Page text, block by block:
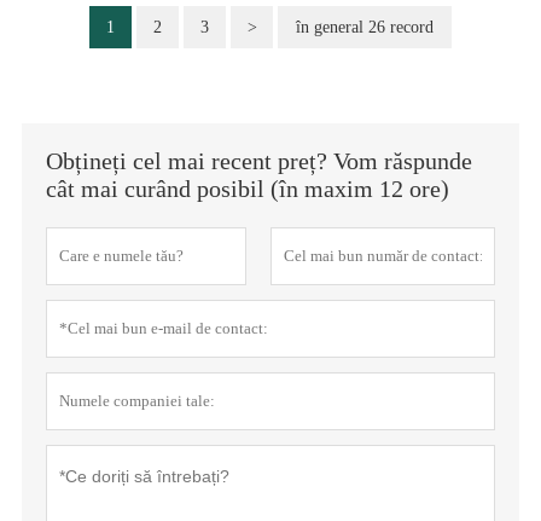
1 2 3 > în general 26 record
Obțineți cel mai recent preț? Vom răspunde
cât mai curând posibil (în maxim 12 ore)